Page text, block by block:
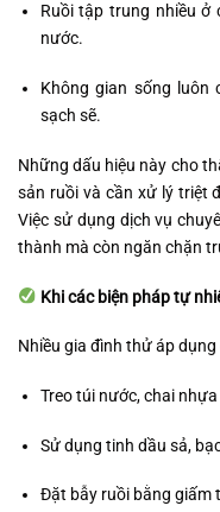
Ruồi tập trung nhiều ở
nước.
Không gian sống luôn
sạch sẽ.
Những dấu hiệu này cho
sản ruồi và cần xử lý triệt
Việc sử dụng dịch vụ
thành mà còn ngăn chặn
Khi các biện pháp tự
Nhiều gia đình thử áp
Treo túi nước, chai
Sử dụng tinh dầu sả,
Đặt bẫy ruồi bằng giấm